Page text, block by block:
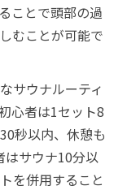
ことで頭部の過
むことが可能で
サウナルーティ
心者は1セット8
秒以内、休憩も
はサウナ10分以
を併用すること